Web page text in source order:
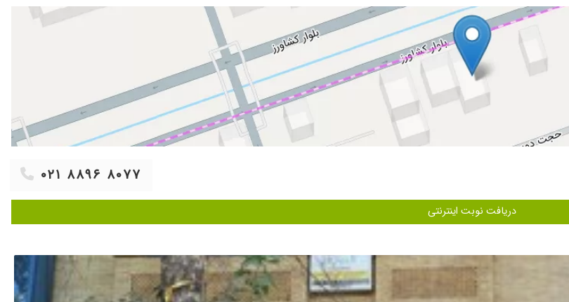
زیبایی دندان با جناب دکتر فرشی داشتم و از دانش و تخصص و نتیجه کار ایشون واقعا راضی بودم ۱۴۰۱/۱۲/۰۳
جهت جراحی دندان عقل نهفته که بسیارنزدیک عصب بودمراجعه نمودم.جناب آقای دکترداریوش فرشی طی زمان 50دقیقه بادقت ومهارت بسیارعالی عمل جراحی راانجام دادندوهیچگونه دردی رااحساس نکردم.ایشان بسیارباتجربه
۱۴۰۵/۰۲/۰۶
۰۲۱ ۸۸۹۶ ۸۰۷۷
دریافت نوبت اینترنتی